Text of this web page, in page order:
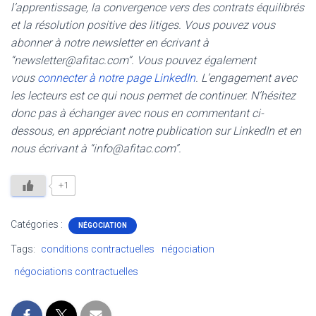
l’apprentissage, la convergence vers des contrats équilibrés
et la résolution positive des litiges. Vous pouvez vous
abonner à notre newsletter en écrivant à
“newsletter@afitac.com”. Vous pouvez également
vous connecter à notre page LinkedIn. L’engagement avec
les lecteurs est ce qui nous permet de continuer. N’hésitez
donc pas à échanger avec nous en commentant ci-
dessous, en appréciant notre publication sur LinkedIn et en
nous écrivant à “info@afitac.com”.
+1
Catégories : NÉGOCIATION
Tags: conditions contractuelles
négociation
négociations contractuelles